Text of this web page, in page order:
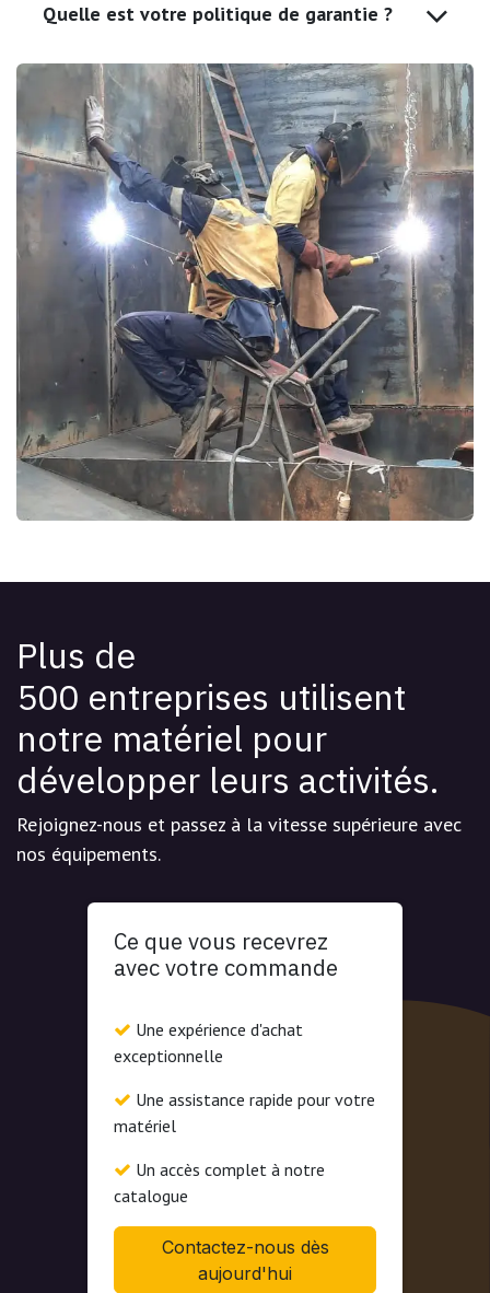
Quelle est votre politique de garantie ?
Plus de
500 entreprises utilisent
notre matériel pour
développer leurs activités.
Rejoignez-nous et passez à la vitesse supérieure avec
nos équipements.
Ce que vous recevrez
avec votre commande
Une expérience d'achat
exceptionnelle
Une assistance rapide pour votre
matériel
Un accès complet à notre
catalogue
Contactez-nous dès
aujourd'hui